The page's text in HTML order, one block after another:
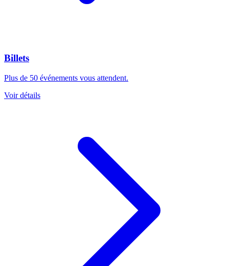
Billets
Plus de 50 événements vous attendent.
Voir détails